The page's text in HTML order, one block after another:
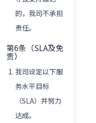
的，我司不承担
责任。
第6条（SLA及免
责）
我司设定以下服
务水平目标
（SLA）并努力
达成。